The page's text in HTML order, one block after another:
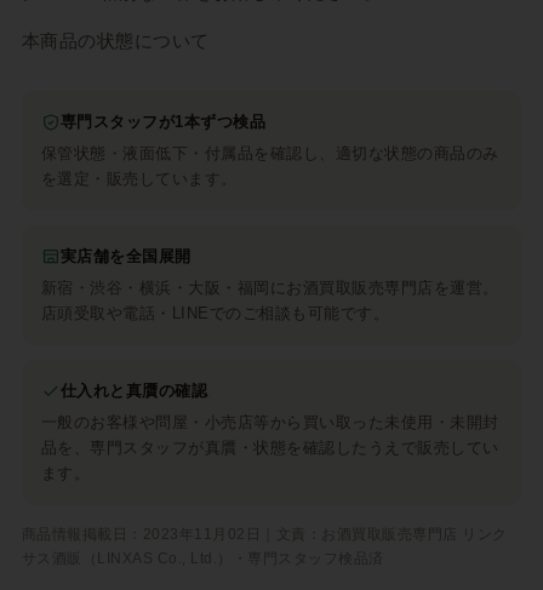
本商品の状態について
専門スタッフが1本ずつ検品
保管状態・液面低下・付属品を確認し、適切な状態の商品のみ
を選定・販売しています。
実店舗を全国展開
新宿・渋谷・横浜・大阪・福岡にお酒買取販売専門店を運営。
店頭受取や電話・LINEでのご相談も可能です。
仕入れと真贋の確認
一般のお客様や問屋・小売店等から買い取った未使用・未開封
品を、専門スタッフが真贋・状態を確認したうえで販売してい
ます。
商品情報掲載日：2023年11月02日｜文責：お酒買取販売専門店 リンク
サス酒販（LINXAS Co., Ltd.）・専門スタッフ検品済